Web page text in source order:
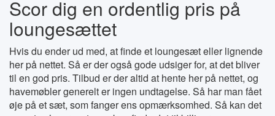
Scor dig en ordentlig pris på
loungesættet
Hvis du ender ud med, at finde et loungesæt eller lignende
her på nettet. Så er der også gode udsiger for, at det bliver
til en god pris. Tilbud er der altid at hente her på nettet, og
havemøbler generelt er ingen undtagelse. Så har man fået
øje på et sæt, som fanger ens opmærksomhed. Så kan det